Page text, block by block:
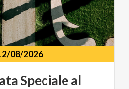
08/2026
Specialeal